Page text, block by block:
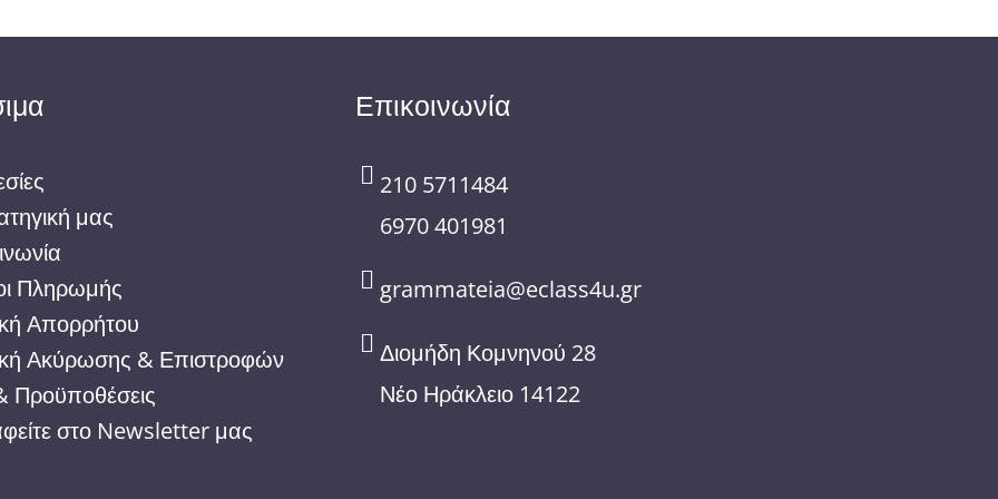
μας
Πληρωμής
Απορρήτου
Ακύρωσης & Επιστροφών
Προϋποθέσεις
στο Newsletter μας
Επικοινωνία
210 5711484
6970 401981
grammateia@eclass4u.gr
Διομήδη Κομνηνού 28
Νέο Ηράκλειο 14122